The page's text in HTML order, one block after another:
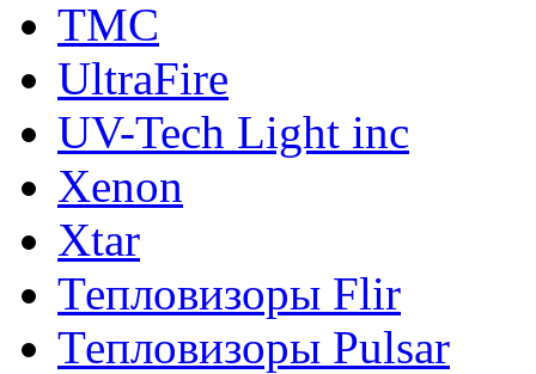
TMC
UltraFire
UV-Tech Light inc
Xenon
Xtar
Тепловизоры Flir
Тепловизоры Pulsar